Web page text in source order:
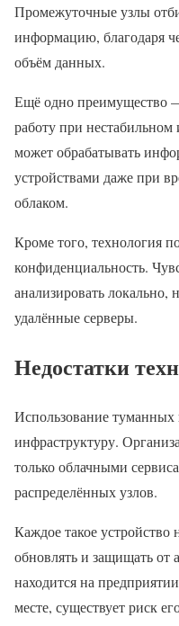
Промежуточные узлы
информацию, благодаря
объём данных.
Ещё одно преимущество
работу при
может обрабатывать
устройствами даже при
облаком.
Кроме того, технология
конфиденциальность.
анализировать локально,
удалённые серверы.
Недостатки
Использование
инфраструктуру.
только облачными
распределённых узлов.
Каждое такое устройство
обновлять и защищать от
находится на
месте, существует риск